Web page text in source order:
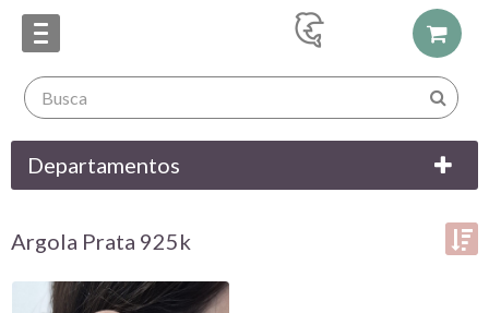
Departamentos
Argola Prata 925k
Ordenar por: